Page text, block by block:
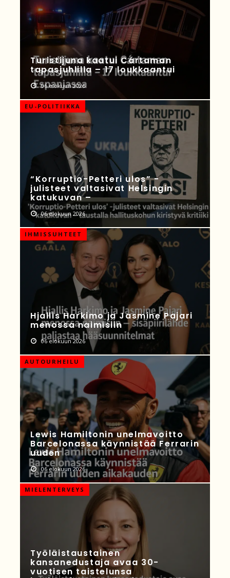
Turistijuna kaatui Cártaman
tapasjuhlilla – 17 loukkaantui
06 elokuun 2026
EU-POLITIIKKA
“Korruptio-Petteri ulos” -
julisteet valtasivat Helsingin
katukuvan –
06 elokuun 2026
IHMISSUHTEET
Hjallis Harkimo ja Jasmine Pajari
menossa naimisiin
06 elokuun 2026
AUTOURHEILU
Lewis Hamiltonin unelmavoitto
Barcelonassa käynnistää Ferrarin
uuden
06 elokuun 2026
MIELENTERVEYS
Työläistaustainen
kansanedustaja avaa 30-
vuotisen taistelunsa